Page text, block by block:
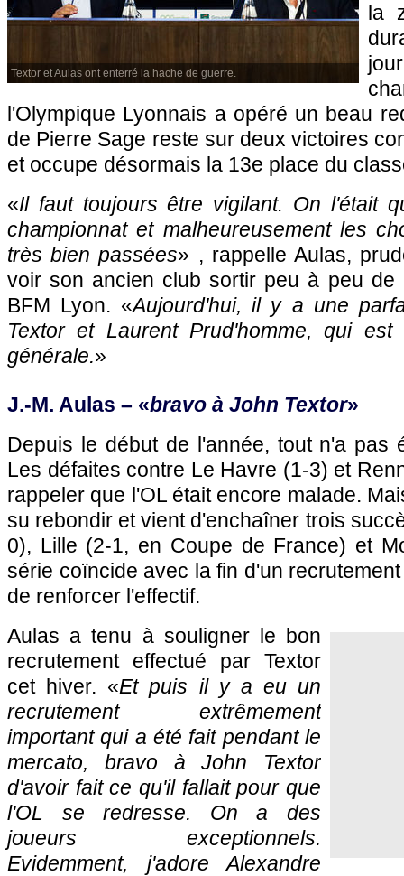
Textor et Aulas ont enterré la hache de guerre.
la
l'Olympique Lyonnais a opéré un beau
de Pierre Sage reste sur deux victoires
et occupe désormais la 13e place du
«Il faut toujours être vigilant. On l'était
championnat et malheureusement les
très bien passées» , rappelle Aulas,
voir son ancien club sortir peu à peu
BFM Lyon. «Aujourd'hui, il y a une
Textor et Laurent Prud'homme, qui
générale.»
J.-M. Aulas – «bravo à John Textor»
Depuis le début de l'année, tout n'a pas
Les défaites contre Le Havre (1-3) et
rappeler que l'OL était encore malade.
su rebondir et vient d'enchaîner trois
0), Lille (2-1, en Coupe de France) et
série coïncide avec la fin d'un
de renforcer l'effectif.
Aulas a tenu à souligner le bon
recrutement effectué par Textor
cet hiver. «Et puis il y a eu un
recrutement extrêmement
important qui a été fait pendant le
mercato, bravo à John Textor
d'avoir fait ce qu'il fallait pour que
l'OL se redresse. On a des
joueurs exceptionnels.
Evidemment, j'adore Alexandre